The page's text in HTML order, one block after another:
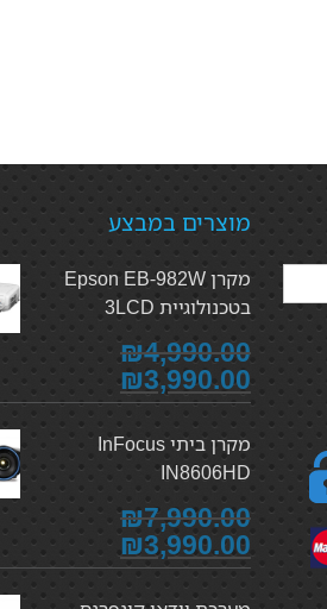
מוצרים במבצע
מקרן Epson EB-982W
בטכנולוגיית 3LCD
₪4,990.00
₪3,990.00
מקרן ביתי InFocus
IN8606HD
₪7,990.00
₪3,990.00